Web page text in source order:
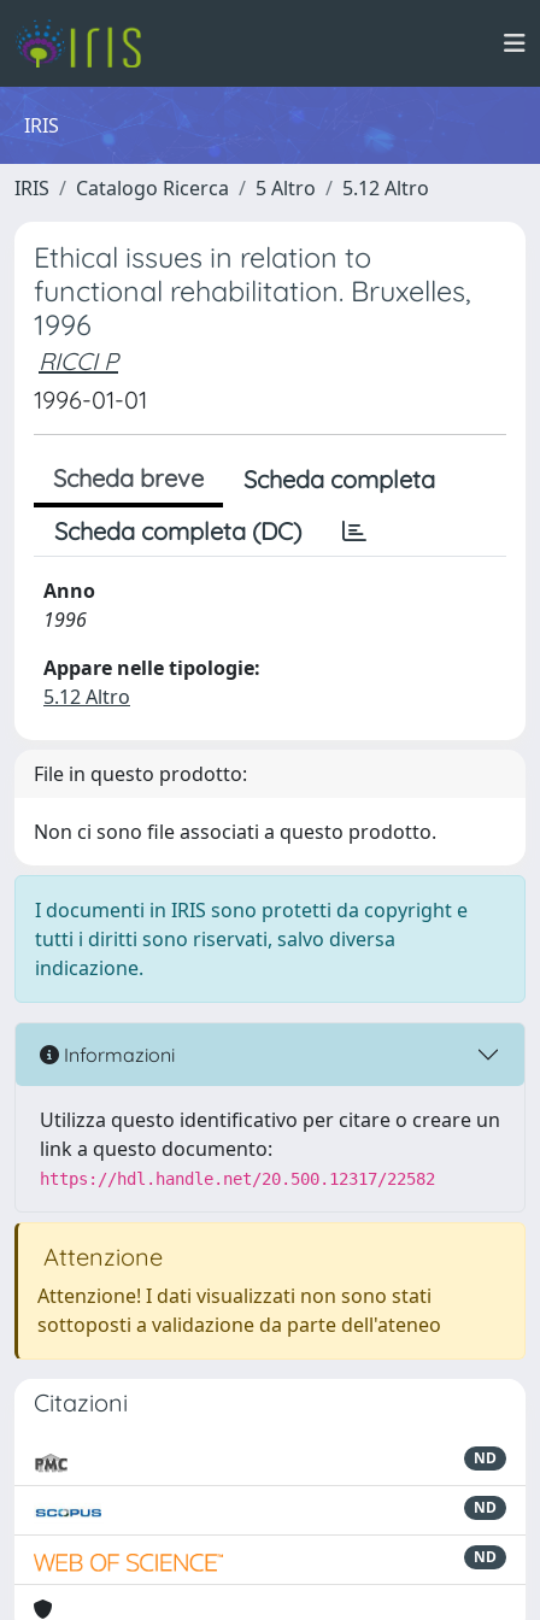
IRIS
IRIS Catalogo Ricerca 5 Altro 5.12 Altro
Ethical issues in relation to
functional rehabilitation. Bruxelles,
1996
RICCI P
1996-01-01
Scheda breve
Scheda completa
Scheda completa (DC)
Anno
1996
Appare nelle tipologie:
5.12 Altro
File in questo prodotto:
Non ci sono file associati a questo prodotto.
I documenti in IRIS sono protetti da copyright e
tutti i diritti sono riservati, salvo diversa
indicazione.
Informazioni
Utilizza questo identificativo per citare o creare un
link a questo documento:
https://hdl.handle.net/20.500.12317/22582
Attenzione
Attenzione! I dati visualizzati non sono stati
sottoposti a validazione da parte dell'ateneo
Citazioni
ND
ND
ND